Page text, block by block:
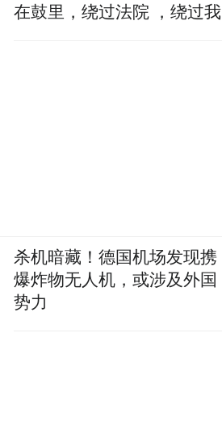
在鼓里，绕过法院 ，绕过我
杀机暗藏！德国机场发现携
爆炸物无人机，或涉及外国
势力